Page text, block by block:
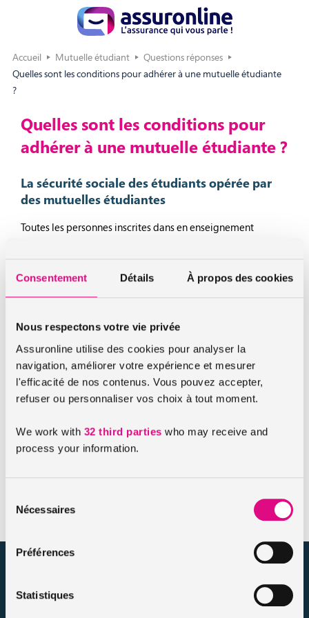
Consentement Détails À propos des cookies
Nous respectons votre vie privée
Assuronline utilise des cookies pour analyser la
navigation, améliorer votre expérience et mesurer
l'efficacité de nos contenus. Vous pouvez accepter,
refuser ou personnaliser vos choix à tout moment.
We work with 32 third parties who may receive and
process your information.
Nécessaires
Préférences
Statistiques
Accueil Mutuelle étudiant
Questions réponses
Quelles sont les conditions pour adhérer à une mutuelle étudiante
?
Quelles sont les conditions pour
adhérer à une mutuelle étudiante ?
La sécurité sociale des étudiants opérée par
des mutuelles étudiantes
Toutes les personnes inscrites dans en enseignement
La sécurité sociale étudiante est opérée par des mutuelles
étudiantes. L’étudiant devra donc choisir une mutuelle santé
Les conditions de la mutuelle pour étudiant
assuronline
La souscription d’une mutuelle étudiante
n’est pas
obligatoire. Elle est en effet laissée à la discrétion des
étudiants. Pour souscrire une mutuelle étudiante, il suffira
d’avoir 18 ans au minimum. Il vous suffira ensuite de réaliser
devis en ligne
assuronline.com est édité par AssurOne Group, courtier grossiste
sur internet spécialisé en IARD et en assurances de personnes